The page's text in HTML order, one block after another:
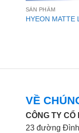
SẢN PHẨM
HYEON MATTE
VỀ
CÔNG TY CỔ
23 đường Đình